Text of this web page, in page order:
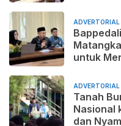
ADVERTORIAL
untuk
Beradab
ADVERTORIAL
Tanah
Nasional
dan